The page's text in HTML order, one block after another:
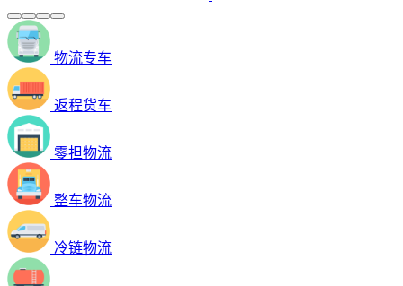
物流专车
返程货车
零担物流
整车物流
冷链物流